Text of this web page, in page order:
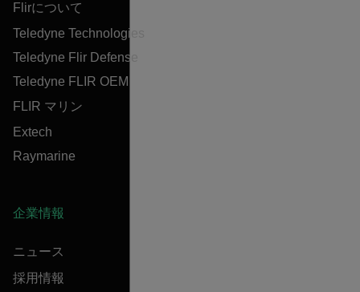
Flirについて
Teledyne Technologies
Teledyne Flir Defense
Teledyne FLIR OEM
FLIR マリン
Extech
Raymarine
企業情報
ニュース
採用情報